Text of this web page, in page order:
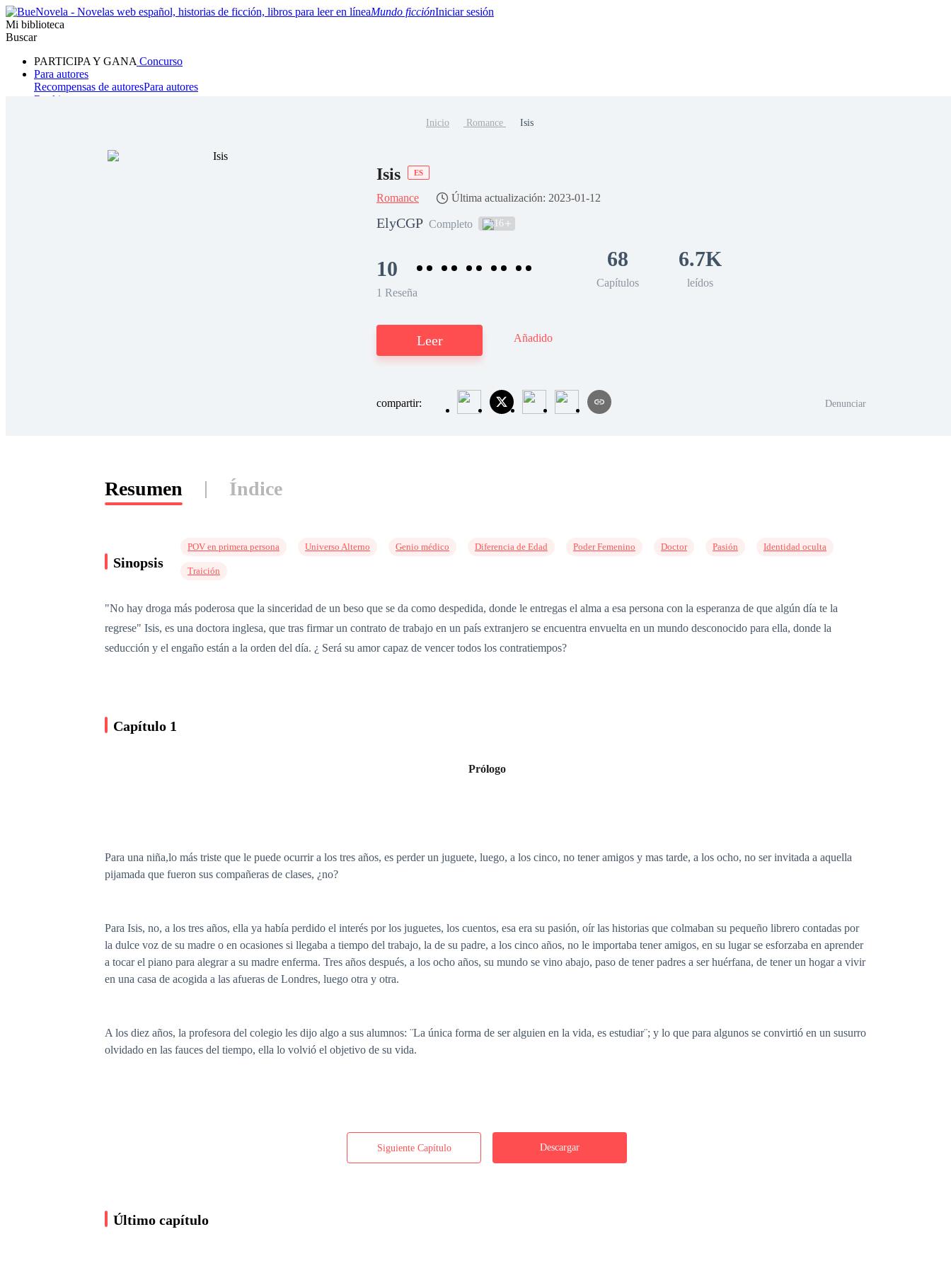
Mundo ficciónIniciar sesión
Mi biblioteca
Buscar
PARTICIPA Y GANA Concurso
Para autores
Recompensas de autoresPara autores
Ranking
Hombre lobo Sistema
Inicio Romance Isis
Isis ES
Romance Última actualización: 2023-01-12
ElyCGP Completo 16
10
1 Reseña
68
Capítulos
6.7K
leídos
Leer Añadido
compartir: Denunciar
Resumen Índice
Sinopsis
POV en primera persona Universo Alterno Genio médico Diferencia de Edad Poder Femenino Doctor Pasión Identidad oculta
Traición
"No hay droga más poderosa que la sinceridad de un beso que se da como despedida, donde le entregas el alma a esa persona con la esperanza de que algún día te la
regrese" Isis, es una doctora inglesa, que tras firmar un contrato de trabajo en un país extranjero se encuentra envuelta en un mundo desconocido para ella, donde la
seducción y el engaño están a la orden del día. ¿ Será su amor capaz de vencer todos los contratiempos?
Capítulo 1
Prólogo
Para una niña,lo más triste que le puede ocurrir a los tres años, es perder un juguete, luego, a los cinco, no tener amigos y mas tarde, a los ocho, no ser invitada a aquella
pijamada que fueron sus compañeras de clases, ¿no?
Para Isis, no, a los tres años, ella ya había perdido el interés por los juguetes, los cuentos, esa era su pasión, oír las historias que colmaban su pequeño librero contadas por
la dulce voz de su madre o en ocasiones si llegaba a tiempo del trabajo, la de su padre, a los cinco años, no le importaba tener amigos, en su lugar se esforzaba en aprender
a tocar el piano para alegrar a su madre enferma. Tres años después, a los ocho años, su mundo se vino abajo, paso de tener padres a ser huérfana, de tener un hogar a vivir
en una casa de acogida a las afueras de Londres, luego otra y otra.
A los diez años, la profesora del colegio les dijo algo a sus alumnos: ¨La única forma de ser alguien en la vida, es estudiar¨; y lo que para algunos se convirtió en un susurro
olvidado en las fauces del tiempo, ella lo volvió el objetivo de su vida.
Siguiente Capítulo Descargar
Último capítulo